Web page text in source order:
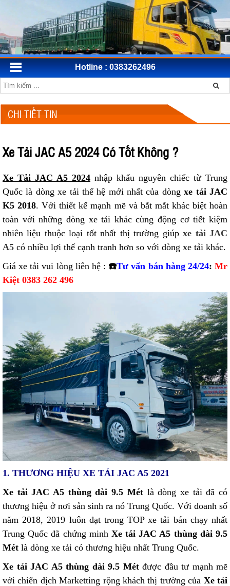
Hotline : 0383262496
CHI TIẾT TIN
Xe Tải JAC A5 2024 Có Tốt Không ?
Xe Tải JAC A5 2024 nhập khẩu nguyên chiếc từ Trung
Quốc là dòng xe tải thế hệ mới nhất của dòngxe tải JAC
K5 2018. Với thiết kế mạnh mẽ và bắt mắt khác biệt hoàn
toàn với những dòng xe tải khác cùng động cơ tiết kiệm
nhiên liệu thuộc loại tốt nhất thị trường giúpxe tải JAC
A5 có nhiều lợi thế cạnh tranh hơn so với dòng xe tải khác.
Giá xe tải vui lòng liên hệ : ☎️Tư vấn bán hàng 24/24:Mr
Kiệt 0383 262 496
1. THƯƠNG HIỆU XE TẢI JAC A5 2021
Xe tải JAC A5 thùng dài 9.5 Métlà dòng xe tải đã có
thương hiệu ở nơi sản sinh ra nó Trung Quốc. Với doanh số
năm 2018, 2019 luôn đạt trong TOP xe tải bán chạy nhất
Trung Quốc đã chứng minh Xe tải JAC A5 thùng dài 9.5
Mét là dòng xe tải có thương hiệu nhất Trung Quốc.
Xe tải JAC A5 thùng dài 9.5 Métđược đầu tư mạnh mẽ
với chiến dịch Marketting rộng khách thị trường của Xe tải